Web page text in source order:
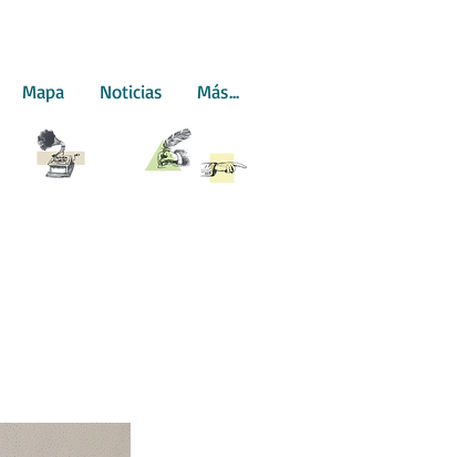
Mapa Noticias Más...